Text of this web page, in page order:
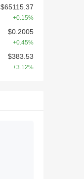
$65115.37
+0.15%
$0.2005
+0.45%
$383.53
+3.12%